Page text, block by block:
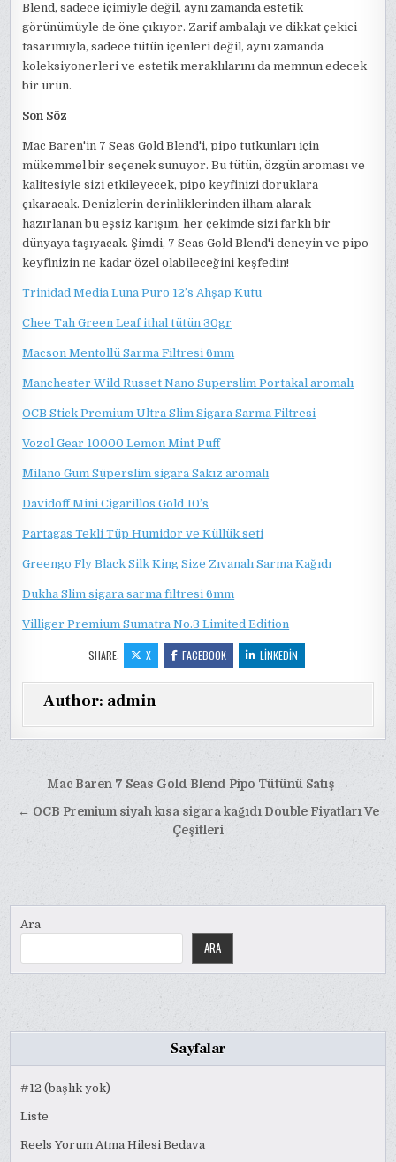
Blend, sadece içimiyle değil, aynı zamanda estetik
görünümüyle de öne çıkıyor. Zarif ambalajı ve dikkat çekici
tasarımıyla, sadece tütün içenleri değil, aynı zamanda
koleksiyonerleri ve estetik meraklılarını da memnun edecek
bir ürün.
Son Söz
Mac Baren'in 7 Seas Gold Blend'i, pipo tutkunları için
mükemmel bir seçenek sunuyor. Bu tütün, özgün aroması ve
kalitesiyle sizi etkileyecek, pipo keyfinizi doruklara
çıkaracak. Denizlerin derinliklerinden ilham alarak
hazırlanan bu eşsiz karışım, her çekimde sizi farklı bir
dünyaya taşıyacak. Şimdi, 7 Seas Gold Blend'i deneyin ve pipo
keyfinizin ne kadar özel olabileceğini keşfedin!
Trinidad Media Luna Puro 12’s Ahşap Kutu
Chee Tah Green Leaf ithal tütün 30gr
Macson Mentollü Sarma Filtresi 6mm
Manchester Wild Russet Nano Superslim Portakal aromalı
OCB Stick Premium Ultra Slim Sigara Sarma Filtresi
Vozol Gear 10000 Lemon Mint Puff
Milano Gum Süperslim sigara Sakız aromalı
Davidoff Mini Cigarillos Gold 10’s
Partagas Tekli Tüp Humidor ve Küllük seti
Greengo Fly Black Silk King Size Zıvanalı Sarma Kağıdı
Dukha Slim sigara sarma filtresi 6mm
Villiger Premium Sumatra No.3 Limited Edition
SHARE: X FACEBOOK LINKEDIN
Author: admin
Yazı
gezinmesi
Mac Baren 7 Seas Gold Blend Pipo Tütünü Satış →
← OCB Premium siyah kısa sigara kağıdı Double Fiyatları Ve
Çeşitleri
Ara
ARA
Sayfalar
#12 (başlık yok)
Liste
Reels Yorum Atma Hilesi Bedava